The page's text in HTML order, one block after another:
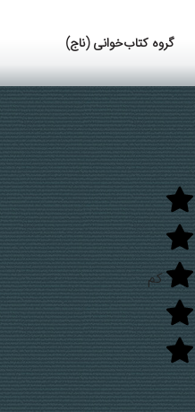
گروه کتاب‌خوانی (ناج)
کم